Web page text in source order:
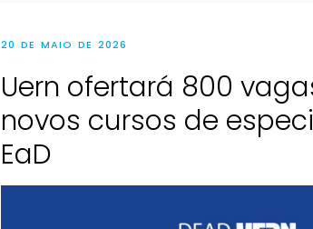
20 DE MAIO DE 2026
Uern ofertará 800
novos cursos de
EaD